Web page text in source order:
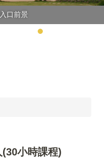
口前景
小時課程)